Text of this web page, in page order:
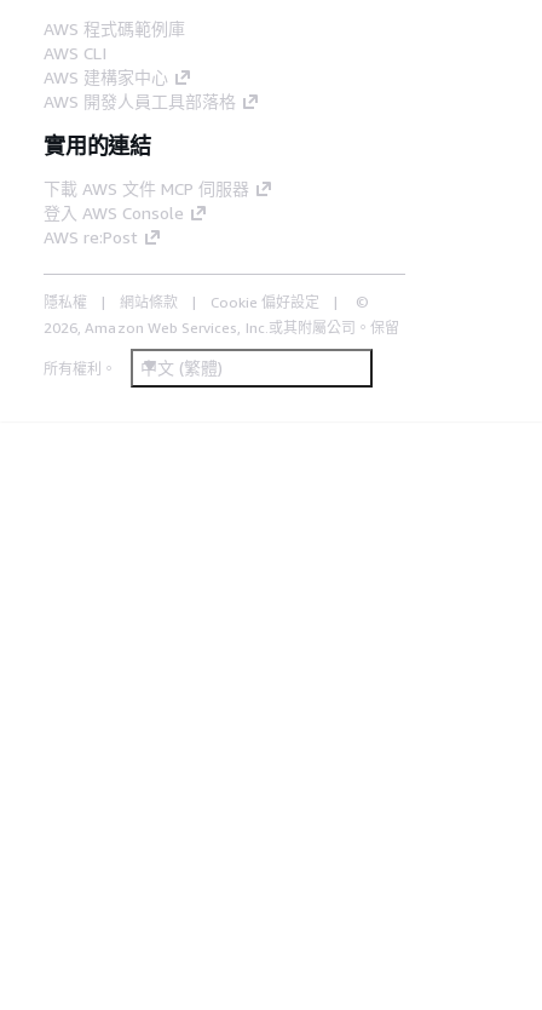
AWS 程式碼範例庫
AWS CLI
AWS 建構家中心
AWS 開發人員工具部落格
實用的連結
下載 AWS 文件 MCP 伺服器
登入 AWS Console
AWS re:Post
隱私權 網站條款 Cookie 偏好設定
©
2026, Amazon Web Services, Inc.或其附屬公司。保留
所有權利。 中文 (繁體)